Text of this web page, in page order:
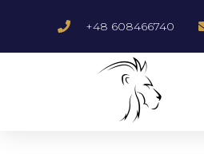
+48 608466740